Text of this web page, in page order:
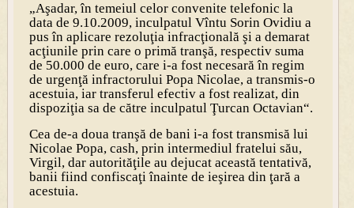
„Aşadar, în temeiul celor convenite telefonic la
data de 9.10.2009, inculpatul Vîntu Sorin Ovidiu a
pus în aplicare rezoluţia infracţională şi a demarat
acţiunile prin care o primă tranşă, respectiv suma
de 50.000 de euro, care i-a fost necesară în regim
de urgenţă infractorului Popa Nicolae, a transmis-o
acestuia, iar transferul efectiv a fost realizat, din
dispoziţia sa de către inculpatul Ţurcan Octavian“.
Cea de-a doua tranşă de bani i-a fost transmisă lui
Nicolae Popa, cash, prin intermediul fratelui său,
Virgil, dar autorităţile au dejucat această tentativă,
banii fiind confiscaţi înainte de ieşirea din ţară a
acestuia.